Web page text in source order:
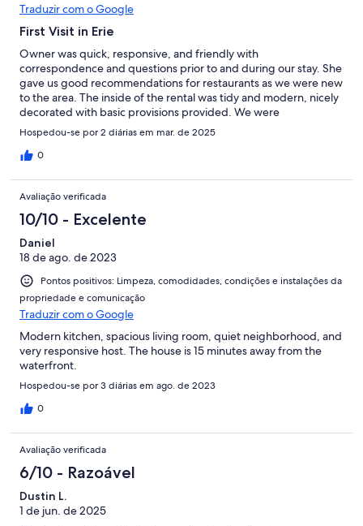
Traduzir com o Google
First Visit in Erie
Owner was quick, responsive, and friendly with
correspondence and questions prior to and during our stay. She
gave us good recommendations for restaurants as we were new
to the area. The inside of the rental was tidy and modern, nicely
decorated with basic provisions provided. We were
comfortable.The location is in an older neighborhood that could
benefit from continued investment/revitalization.
Hospedou-se por 2 diárias em mar. de 2025
0
Avaliação verificada
10/10 - Excelente
Daniel
18 de ago. de 2023
Pontos positivos: Limpeza, comodidades, condições e instalações da
propriedade e comunicação
Traduzir com o Google
Modern kitchen, spacious living room, quiet neighborhood, and
very responsive host. The house is 15 minutes away from the
waterfront.
Hospedou-se por 3 diárias em ago. de 2023
0
Avaliação verificada
6/10 - Razoável
Dustin L.
1 de jun. de 2025